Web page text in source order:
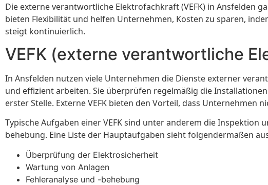
Die externe verantwortliche Elektrofachkraft (VEFK) in Ansfelden
bieten Flexibilität und helfen Unternehmen, Kosten zu sparen,
steigt kontinuierlich.
VEFK (externe verantwortliche
In Ansfelden nutzen viele Unternehmen die Dienste externer
und effizient arbeiten. Sie überprüfen regelmäßig die
erster Stelle. Externe VEFK bieten den Vorteil, dass Unternehmen
Typische Aufgaben einer VEFK sind unter anderem die
behebung. Eine Liste der Hauptaufgaben sieht folgendermaßen
Überprüfung der Elektrosicherheit
Wartung von Anlagen
Fehleranalyse und -behebung